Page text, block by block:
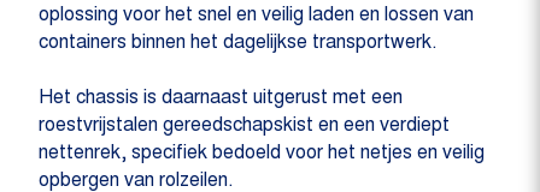
oplossing voor het snel en veilig laden en lossen van
containers binnen het dagelijkse transportwerk.
Het chassis is daarnaast uitgerust met een
roestvrijstalen gereedschapskist en een verdiept
nettenrek, specifiek bedoeld voor het netjes en veilig
opbergen van rolzeilen.